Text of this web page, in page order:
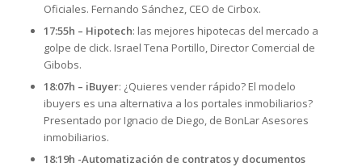
Oficiales. Fernando Sánchez, CEO de Cirbox.
17:55h – Hipotech: las mejores hipotecas del mercado a
golpe de click. Israel Tena Portillo, Director Comercial de
Gibobs.
18:07h – iBuyer: ¿Quieres vender rápido? El modelo
ibuyers es una alternativa a los portales inmobiliarios?
Presentado por Ignacio de Diego, de BonLar Asesores
inmobiliarios.
18:19h -Automatización de contratos y documentos